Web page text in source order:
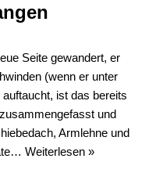
Seite gewandert, er
(wenn er unter
ist das bereits
und
Armlehne und
Weiterlesen »